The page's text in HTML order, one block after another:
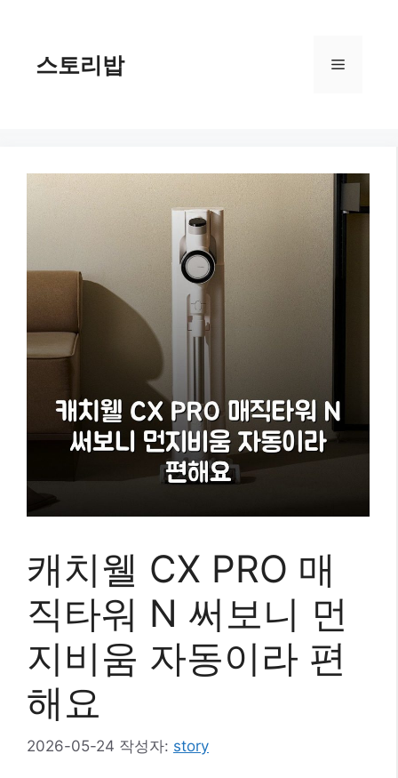
스토리밥 메
캐치웰 CX PRO 매
직타워 N 써보니 먼
지비움 자동이라 편
해요
2026-05-24 작성자: story